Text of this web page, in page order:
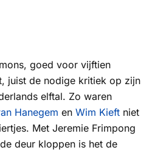
goed voor vijftien
juist de nodige kritiek op zijn
elftal. Zo waren
Hanegem en Wim Kieft niet
Met Jeremie Frimpong
deur kloppen is het de